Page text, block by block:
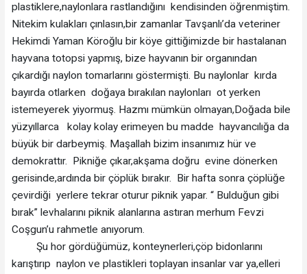
plastiklere,naylonlara rastlandığını kendisinden öğrenmiştim.
Nitekim kulakları çınlasın,bir zamanlar Tavşanlı’da veteriner
Hekimdi Yaman Köroğlu bir köye gittiğimizde bir hastalanan
hayvana totopsi yapmış, bize hayvanın bir organından
çıkardığı naylon tomarlarını göstermişti. Bu naylonlar kırda
bayırda otlarken doğaya bırakılan naylonları ot yerken
istemeyerek yiyormuş. Hazmı mümkün olmayan,Doğada bile
yüzyıllarca kolay kolay erimeyen bu madde hayvancılığa da
büyük bir darbeymiş. Maşallah bizim insanımız hür ve
demokrattır. Pikniğe çıkar,akşama doğru evine dönerken
gerisinde,ardında bir çöplük bırakır. Bir hafta sonra çöplüğe
çevirdiği yerlere tekrar oturur piknik yapar. “ Bulduğun gibi
bırak” levhalarını piknik alanlarına astıran merhum Fevzi
Coşgun’u rahmetle anıyorum.
Şu hor gördüğümüz, konteynerleri,çöp bidonlarını
karıştırıp naylon ve plastikleri toplayan insanlar var ya,elleri